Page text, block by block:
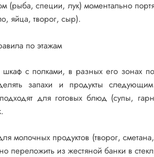
(рыба, специи, лук) моментально
яйца, творог, сыр).
по этажам
с полками, в разных его зонах
запахи и продукты
для готовых блюд (супы,
молочных продуктов (творог,
переложить из жестяной банки в